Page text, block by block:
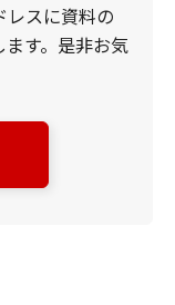
レスに資料の
す。是非お気